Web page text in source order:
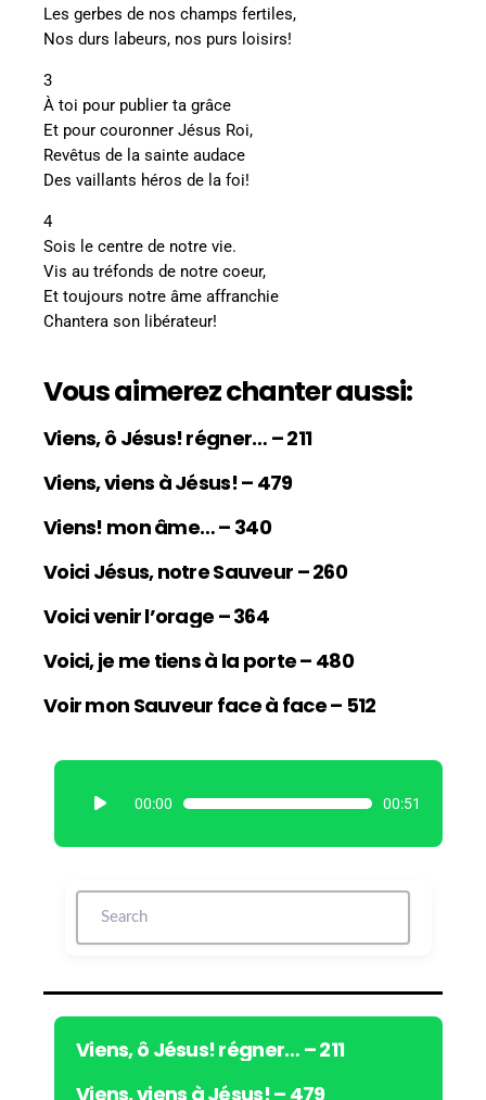
Les gerbes de nos champs fertiles,
Nos durs labeurs, nos purs loisirs!
3
À toi pour publier ta grâce
Et pour couronner Jésus Roi,
Revêtus de la sainte audace
Des vaillants héros de la foi!
4
Sois le centre de notre vie.
Vis au tréfonds de notre coeur,
Et toujours notre âme affranchie
Chantera son libérateur!
Vous aimerez chanter aussi:
Viens, ô Jésus! régner… – 211
Viens, viens à Jésus! – 479
Viens! mon âme… – 340
Voici Jésus, notre Sauveur – 260
Voici venir l’orage – 364
Voici, je me tiens à la porte – 480
Voir mon Sauveur face à face – 512
c
e
r
u
d
i
00:00 00:51
Viens, ô Jésus! régner… – 211
Viens, viens à Jésus! – 479